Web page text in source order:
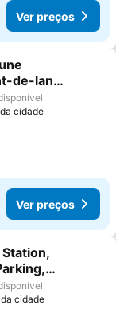
Ver preços
favoritos
de-lans,
Vue Sur
à
cidade
Ver preços
favoritos
Of
cidade